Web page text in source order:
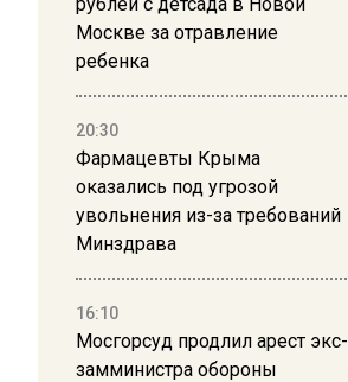
Москве за отравление
ребенка
20:30
Фармацевты Крыма
оказались под угрозой
увольнения из-за требований
Минздрава
16:10
Мосгорсуд продлил арест экс-
замминистра обороны